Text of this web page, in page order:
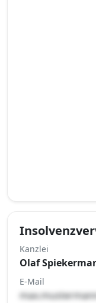
Kanzlei
Olaf
E-Mail